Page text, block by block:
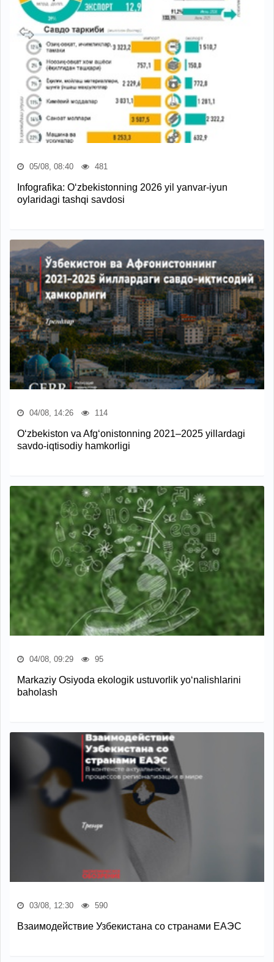
05/08, 08:40 481
Infografika: O‘zbekistonning 2026 yil yanvar-iyun
oylaridagi tashqi savdosi
04/08, 14:26 114
O‘zbekiston va Afg‘onistonning 2021–2025 yillardagi
savdo-iqtisodiy hamkorligi
04/08, 09:29 95
Markaziy Osiyoda ekologik ustuvorlik yo‘nalishlarini
baholash
03/08, 12:30 590
Взаимодействие Узбекистана со странами ЕАЭС